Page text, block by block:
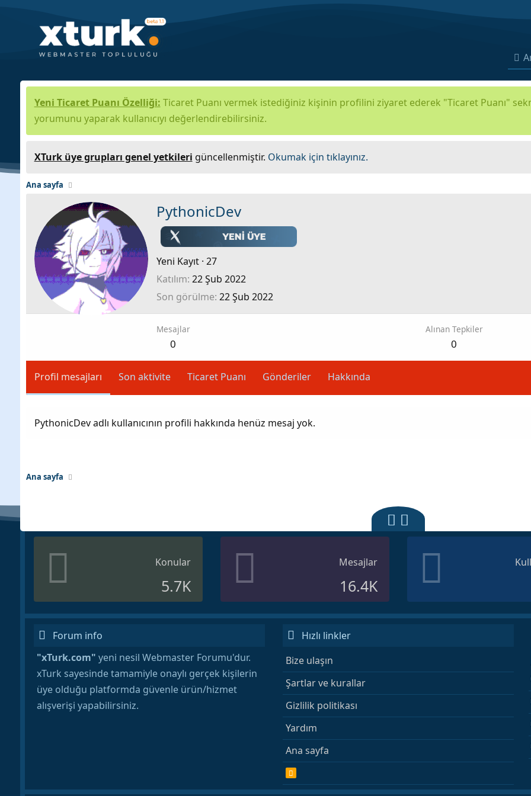
Yeni Ticaret Puanı Özelliği: Ticaret Puanı vermek istediğiniz kişinin profilini ziyaret ederek "Ticaret Puanı"
yorumunu yaparak kullanıcıyı değerlendirebilirsiniz.
XTurk üye grupları genel yetkileri güncellenmiştir. Okumak için tıklayınız.
Ana sayfa
PythonicDev
Yeni Kayıt · 27
Katılım 22 Şub 2022
Son görülme 22 Şub 2022
Mesajlar
0
Alınan Tepkiler
0
Profil mesajları Son aktivite Ticaret Puanı Gönderiler Hakkında
PythonicDev adlı kullanıcının profili hakkında henüz mesaj yok.
Ana sayfa
Konular
5.7K
Mesajlar
16.4K
Forum info
"xTurk.com" yeni nesil Webmaster Forumu'dur.
xTurk sayesinde tamamiyle onaylı gerçek kişilerin
üye olduğu platformda güvenle ürün/hizmet
alışverişi yapabilirsiniz.
Hızlı linkler
Bize ulaşın
Şartlar ve kurallar
Gizlilik politikası
Yardım
Ana sayfa
R
S
S